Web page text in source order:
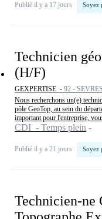
Publié il y a 17 jours Soyez
Technicien
(H/F)
GEXPERTISE - 92 - SEVRES
Nous recherchons un(e)
pôle GeoTop, au sein du
important pour l'entreprise,
CDI - Temps plein
Publié il y a 21 jours Soyez
Technicien-ne